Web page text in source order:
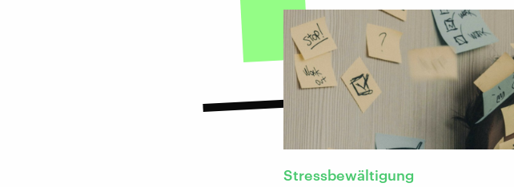
Stressbewältigung